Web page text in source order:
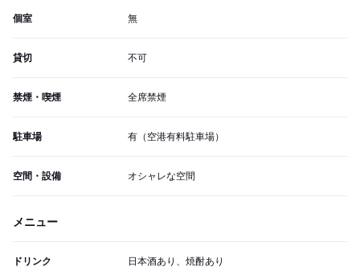
個室 無
貸切 不可
禁煙・喫煙 全席禁煙
駐車場 有（空港有料駐車場）
空間・設備 オシャレな空間
メニュー
ドリンク 日本酒あり、焼酎あり